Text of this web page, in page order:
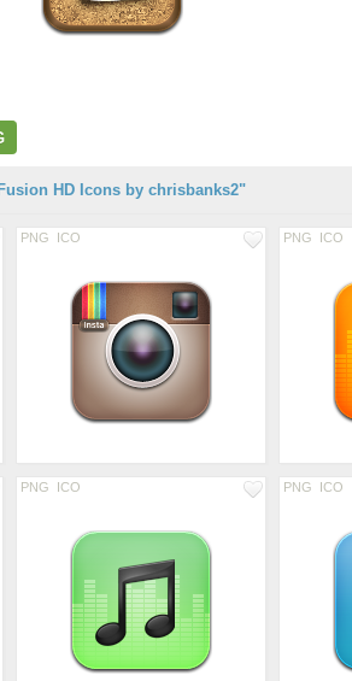
HD Icons by chrisbanks2"
PNG ICO PNG ICO
PNG ICO PNG ICO